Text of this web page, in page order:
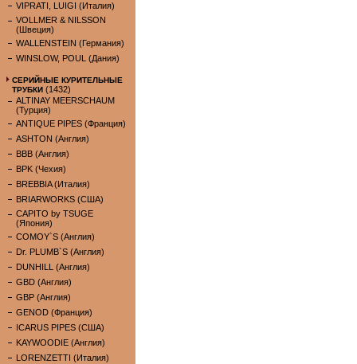
VIPRATI, LUIGI (Италия)
VOLLMER & NILSSON
(Швеция)
WALLENSTEIN (Германия)
WINSLOW, POUL (Дания)
СЕРИЙНЫЕ КУРИТЕЛЬНЫЕ
ТРУБКИ (1432)
ALTINAY MEERSCHAUM
(Турция)
ANTIQUE PIPES (Франция)
ASHTON (Англия)
BBB (Англия)
BPK (Чехия)
BREBBIA (Италия)
BRIARWORKS (США)
CAPITO by TSUGE
(Япония)
COMOY`S (Англия)
Dr. PLUMB`S (Англия)
DUNHILL (Англия)
GBD (Англия)
GBP (Англия)
GENOD (Франция)
ICARUS PIPES (США)
KAYWOODIE (Англия)
LORENZETTI (Италия)